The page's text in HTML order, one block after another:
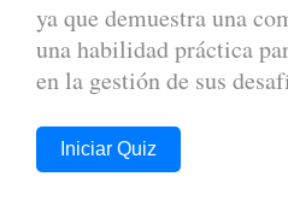
ya que demuestra una
una habilidad práctica
en la gestión de sus
Iniciar Quiz